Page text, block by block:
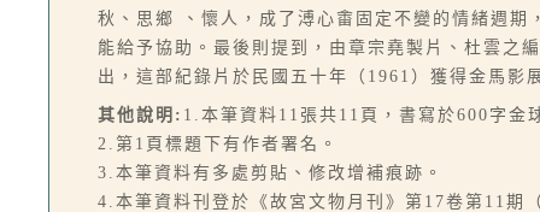
秋、思鄉 、懷人，成了溥心畬固定不變的情緒週
能給予協助。最後則提到，由章宗堯製片、杜雲之
出，這部紀錄片於民國五十年（1961）獲得金馬影
其他說明: 1.本筆資料11張共11頁，書寫於600字金
2.第1頁標題下有作者署名。
3.本筆資料有多處剪貼、修改增補痕跡。
4.本筆資料刊登於《故宮文物月刊》第17卷第11期